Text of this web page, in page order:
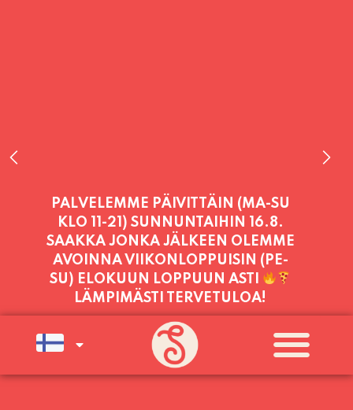
PALVELEMME TÄNÄÄN:
LAUANTAI11:00 - 21:00
PALVELEMME PÄIVITTÄIN (MA-SU
KLO 11-21) SUNNUNTAIHIN 16.8.
SAAKKA JONKA JÄLKEEN OLEMME
AVOINNA VIIKONLOPPUISIN (PE-
SU) ELOKUUN LOPPUUN ASTI
LÄMPIMÄSTI TERVETULOA!